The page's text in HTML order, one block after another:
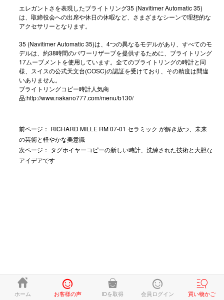
エレガントさを表現したブライトリング35 (Navitimer Automatic 35)
は、取締役会への出席や休日の休暇など、さまざまなシーンで理想的な
アクセサリーとなります。
35 (Navitimer Automatic 35)は、4つの異なるモデルがあり、すべてのモ
デルは、約38時間のパワーリザーブを提供するために、ブライトリング
17ムーブメントを使用しています。全てのブライトリングの時計と同
様、スイスの公式天文台(COSC)の認証を受けており、その精度は間違
いありません。
ブライトリングコピー時計人気商
品:http://www.nakano777.com/menu/b130/
前ページ： RICHARD MILLE RM 07-01 セラミック が解き放つ、未来
の芸術と軽やかな美意識
次ページ： タグホイヤーコピーの新しい時計、洗練された技術と大胆な
アイデアです

ホーム

お客様の声

IDを取得

会員ログイン

買い物かご